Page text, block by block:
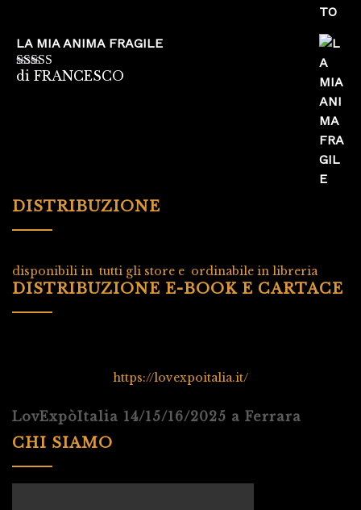
LA MIA ANIMA FRAGILE
Valutato5su
di FRANCESCO
DISTRIBUZIONE
disponibili in tutti gli store e ordinabile in libreria
DISTRIBUZIONE E-BOOK E CARTACE
https://lovexpoitalia.it/
LovExpòItalia 14/15/16/2025 a Ferrara
CHI SIAMO